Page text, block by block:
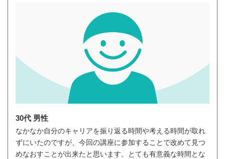
30代 男性
なかなか自分のキャリアを振り返る時間や考える時間が取れ
ずにいたのですが、今回の講座に参加することで改めて見つ
めなおすことが出来たと思います。とても有意義な時間とな